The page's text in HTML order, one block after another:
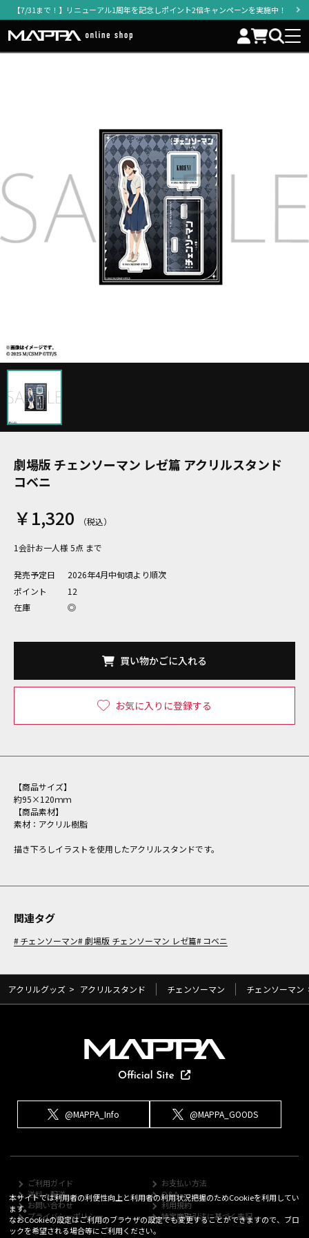
【7/31まで！】リニューアル1周年を記念しポイント2倍キャンペーンを実施中！
劇場版 チェンソーマン レゼ篇 アクリルスタンド
コベニ
￥1,320
1会計お一人様 5点 まで
発売予定日
2026年4月中旬頃より順次
ポイント
12
在庫
◎
買い物かごに入れる
お気に入りに登録する
【商品サイズ】
約95×120ｍｍ
【商品素材】
素材：アクリル樹脂
描き下ろしイラストを使用したアクリルスタンドです。
関連タグ
チェンソーマン 劇場版 チェンソーマン レゼ篇 コベニ
アクリルグッズ > アクリルスタンド チェンソーマン チェンソーマン
@MAPPA_Info @MAPPA_GOODS
ご利用ガイド
お支払い方法
送料・配送
Q&A
お問い合わせ
利用規約
プライバシーポリシー
特定商取引法に基づく表記
本サイトでは利用者の利便性向上と利用者の利用状況把握のためCookieを利用してい
ます。
なおCookieの設定はご利用のブラウザの設定でも変更することができますので、ブロ
ックを希望される場合等にご利用ください。